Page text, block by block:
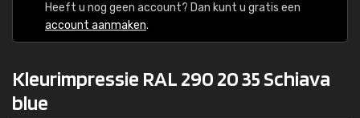
Heeft u nog geen account? Dan kunt u gratis een
account aanmaken.
Kleurimpressie RAL 290 20 35 Schiava
blue